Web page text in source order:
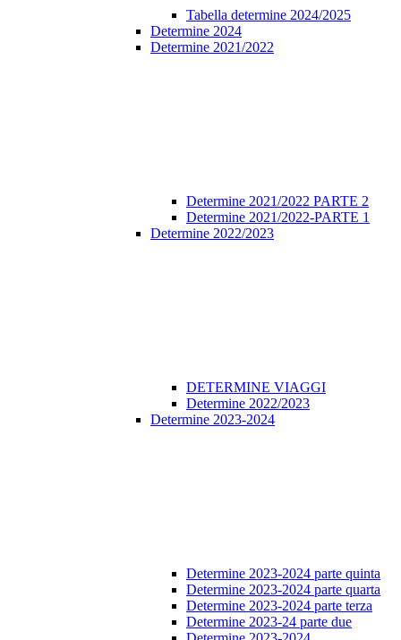
Tabella determine 2024/2025
Determine 2024
Determine 2021/2022
Determine 2021/2022 PARTE 2
Determine 2021/2022-PARTE 1
Determine 2022/2023
DETERMINE VIAGGI
Determine 2022/2023
Determine 2023-2024
Determine 2023-2024 parte quinta
Determine 2023-2024 parte quarta
Determine 2023-2024 parte terza
Determine 2023-24 parte due